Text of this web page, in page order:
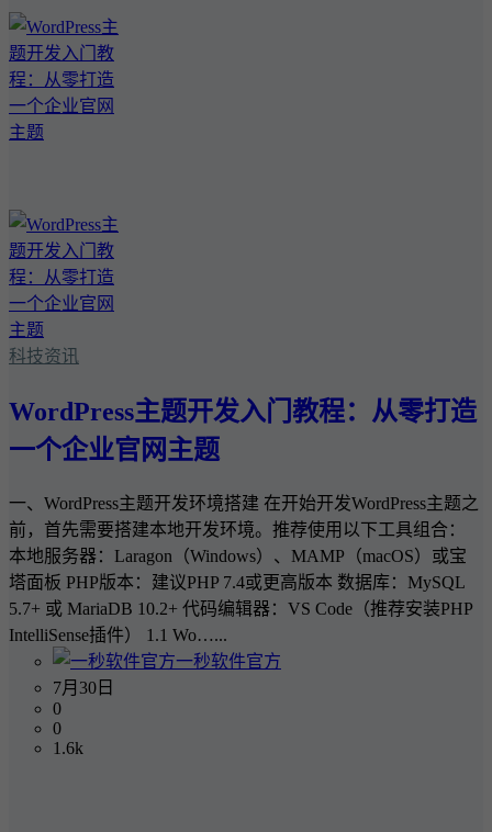
科技资讯
WordPress主题开发入门教程：从零打造
一个企业官网主题
一、WordPress主题开发环境搭建 在开始开发WordPress主题之
前，首先需要搭建本地开发环境。推荐使用以下工具组合：
本地服务器：Laragon（Windows）、MAMP（macOS）或宝
塔面板 PHP版本：建议PHP 7.4或更高版本 数据库：MySQL
5.7+ 或 MariaDB 10.2+ 代码编辑器：VS Code（推荐安装PHP
IntelliSense插件） 1.1 Wo…...
一秒软件官方
7月30日
0
0
1.6k